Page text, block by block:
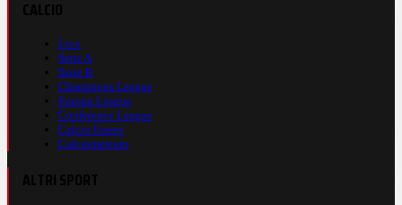
Live
Serie A
Serie B
Champions League
Europa League
Conference League
Calcio Estero
Calciomercato